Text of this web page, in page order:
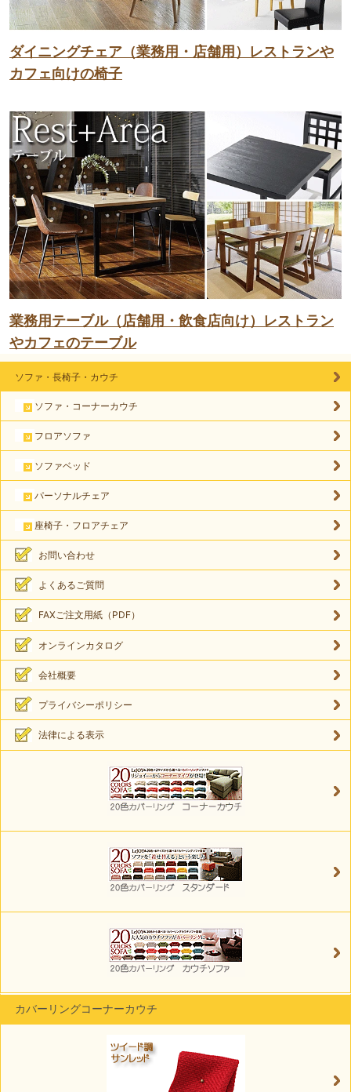
ダイニングチェア（業務用・店舗用）レストランや
カフェ向けの椅子
業務用テーブル（店舗用・飲食店向け）レストラン
やカフェのテーブル
ソファ・長椅子・カウチ
ソファ・コーナーカウチ
フロアソファ
ソファベッド
パーソナルチェア
座椅子・フロアチェア
お問い合わせ
よくあるご質問
FAXご注文用紙（PDF）
オンラインカタログ
会社概要
プライバシーポリシー
法律による表示
カバーリングコーナーカウチ